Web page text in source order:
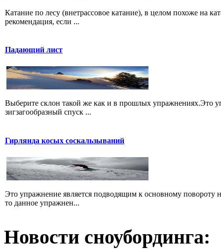
Катание по лесу (внетрассовое катание), в целом похоже на
рекомендация, если ...
Падающий лист
Выберите склон такой же как и в прошлых упражнениях.Это
зигзагообразный спуск ...
Гирлянда косых соскальзываний
Это упражнение является подводящим к основному повороту
то данное упражнен...
Новости сноубординга: